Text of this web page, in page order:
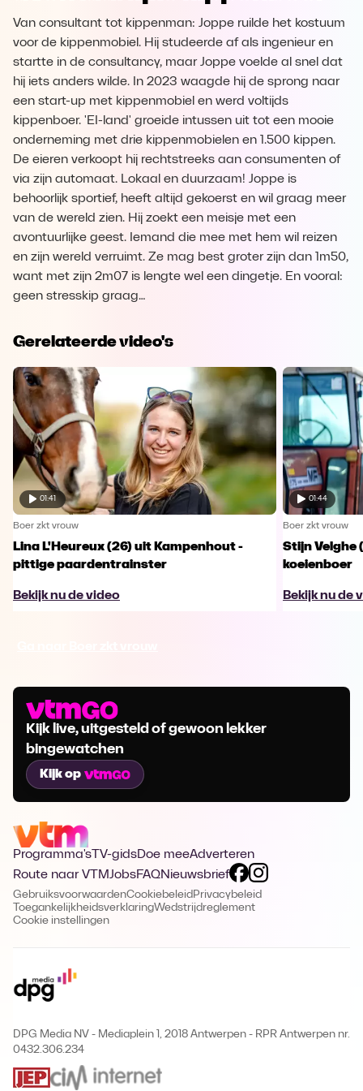
Van consultant tot kippenman: Joppe ruilde het kostuum
voor de kippenmobiel. Hij studeerde af als ingenieur en
startte in de consultancy, maar Joppe voelde al snel dat
hij iets anders wilde. In 2023 waagde hij de sprong naar
een start-up met kippenmobiel en werd voltijds
kippenboer. 'EI-land' groeide intussen uit tot een mooie
onderneming met drie kippenmobielen en 1.500 kippen.
De eieren verkoopt hij rechtstreeks aan consumenten of
via zijn automaat. Lokaal en duurzaam! Joppe is
behoorlijk sportief, heeft altijd gekoerst en wil graag meer
van de wereld zien. Hij zoekt een meisje met een
avontuurlijke geest. Iemand die mee met hem wil reizen
en zijn wereld verruimt. Ze mag best groter zijn dan 1m50,
want met zijn 2m07 is lengte wel een dingetje. En vooral:
geen stresskip graag…
Gerelateerde video's
01:41
Boer zkt vrouw
Lina L'Heureux (26) uit Kampenhout -
pittige paardentrainster
Bekijk nu de video
01:44
Boer zkt vrouw
Stijn Velghe
koeienboer
Bekijk nu de
Kijk live, uitgesteld of gewoon lekker
bingewatchen
Kijk op
Programma's TV-gidsDoe meeAdverteren
Route naar VTMJobsFAQNieuwsbrief
GebruiksvoorwaardenCookiebeleid Privacybeleid
ToegankelijkheidsverklaringWedstrijdreglement
Cookie instellingen
DPG Media NV - Mediaplein 1, 2018 Antwerpen - RPR Antwerpen nr.
0432.306.234